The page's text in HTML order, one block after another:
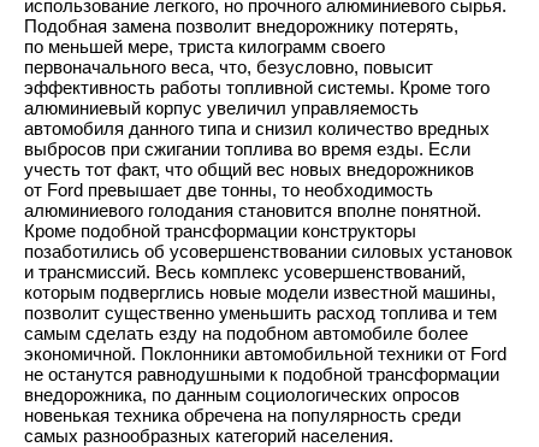
использование легкого, но прочного алюминиевого сырья.
Подобная замена позволит внедорожнику потерять,
по меньшей мере, триста килограмм своего
первоначального веса, что, безусловно, повысит
эффективность работы топливной системы. Кроме того
алюминиевый корпус увеличил управляемость
автомобиля данного типа и снизил количество вредных
выбросов при сжигании топлива во время езды. Если
учесть тот факт, что общий вес новых внедорожников
от Ford превышает две тонны, то необходимость
алюминиевого голодания становится вполне понятной.
Кроме подобной трансформации конструкторы
позаботились об усовершенствовании силовых установок
и трансмиссий. Весь комплекс усовершенствований,
которым подверглись новые модели известной машины,
позволит существенно уменьшить расход топлива и тем
самым сделать езду на подобном автомобиле более
экономичной. Поклонники автомобильной техники от Ford
не останутся равнодушными к подобной трансформации
внедорожника, по данным социологических опросов
новенькая техника обречена на популярность среди
самых разнообразных категорий населения.